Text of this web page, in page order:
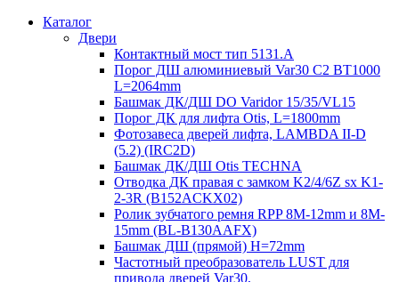
Каталог
Двери
Контактный мост тип 5131.A
Порог ДШ алюминиевый Var30 C2 BT1000
L=2064mm
Башмак ДК/ДШ DO Varidor 15/35/VL15
Порог ДК для лифта Otis, L=1800mm
Фотозавеса дверей лифта, LAMBDA II-D
(5.2) (IRC2D)
Башмак ДК/ДШ Otis TECHNA
Отводка ДК правая с замком K2/4/6Z sx K1-
2-3R (B152ACKX02)
Ролик зубчатого ремня RPP 8M-12mm и 8M-
15mm (BL-B130AAFX)
Башмак ДШ (прямой) H=72mm
Частотный преобразователь LUST для
привода дверей Var30,